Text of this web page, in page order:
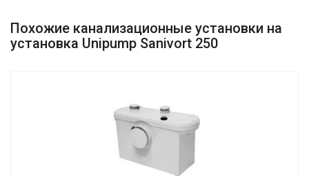
Похожие канализационные установки на
установка Unipump Sanivort 250